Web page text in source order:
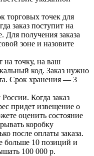
торговых точек для
заказ поступит на
Для получения заказа
зоне и назовите
на точку, на ваш
код. Заказ нужно
Срок хранения — 3
Когда заказ
придет извещение о
оценить состояние
коробку
после оплаты заказа.
больше 10 позиций и
100 000 р.